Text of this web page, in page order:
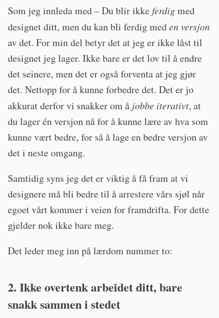
Som jeg innleda med – Du blir ikkeferdigmed
designet ditt, men du kan bli ferdig meden versjon
av det. For min del betyr det at jeg er ikke låst til
designet jeg lager. Ikke bare er det lov til å endre
det seinere, men det er også forventa at jeg gjør
det. Nettopp for å kunne forbedre det. Det er jo
akkurat derfor vi snakker om å jobbe iterativt, at
du lager én versjon nå for å kunne lære av hva som
kunne vært bedre, for så å lage en bedre versjon av
det i neste omgang.
Samtidig syns jeg det er viktig å få fram at vi
designere må bli bedre til å arrestere vårs sjøl når
egoet vårt kommer i veien for framdrifta. For dette
gjelder nok ikke bare meg.
Det leder meg inn på lærdom nummer to:
2. Ikke overtenk arbeidet ditt, bare
snakk sammen i stedet